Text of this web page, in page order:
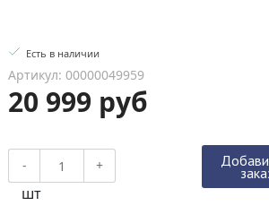
Есть в наличии
Артикул: 00000049959
20 999 руб
- +
шт